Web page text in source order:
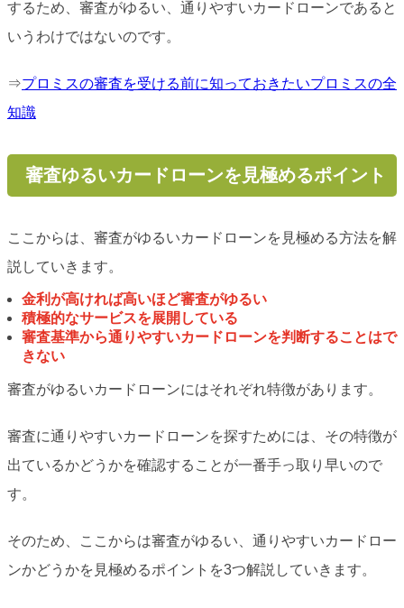
するため、審査がゆるい、通りやすいカードローンであると
いうわけではないのです。
⇒プロミスの審査を受ける前に知っておきたいプロミスの全
知識
審査ゆるいカードローンを見極めるポイント
ここからは、審査がゆるいカードローンを見極める方法を解
説していきます。
金利が高ければ高いほど審査がゆるい
積極的なサービスを展開している
審査基準から通りやすいカードローンを判断することはで
きない
審査がゆるいカードローンにはそれぞれ特徴があります。
審査に通りやすいカードローンを探すためには、その特徴が
出ているかどうかを確認することが一番手っ取り早いので
す。
そのため、ここからは審査がゆるい、通りやすいカードロー
ンかどうかを見極めるポイントを3つ解説していきます。